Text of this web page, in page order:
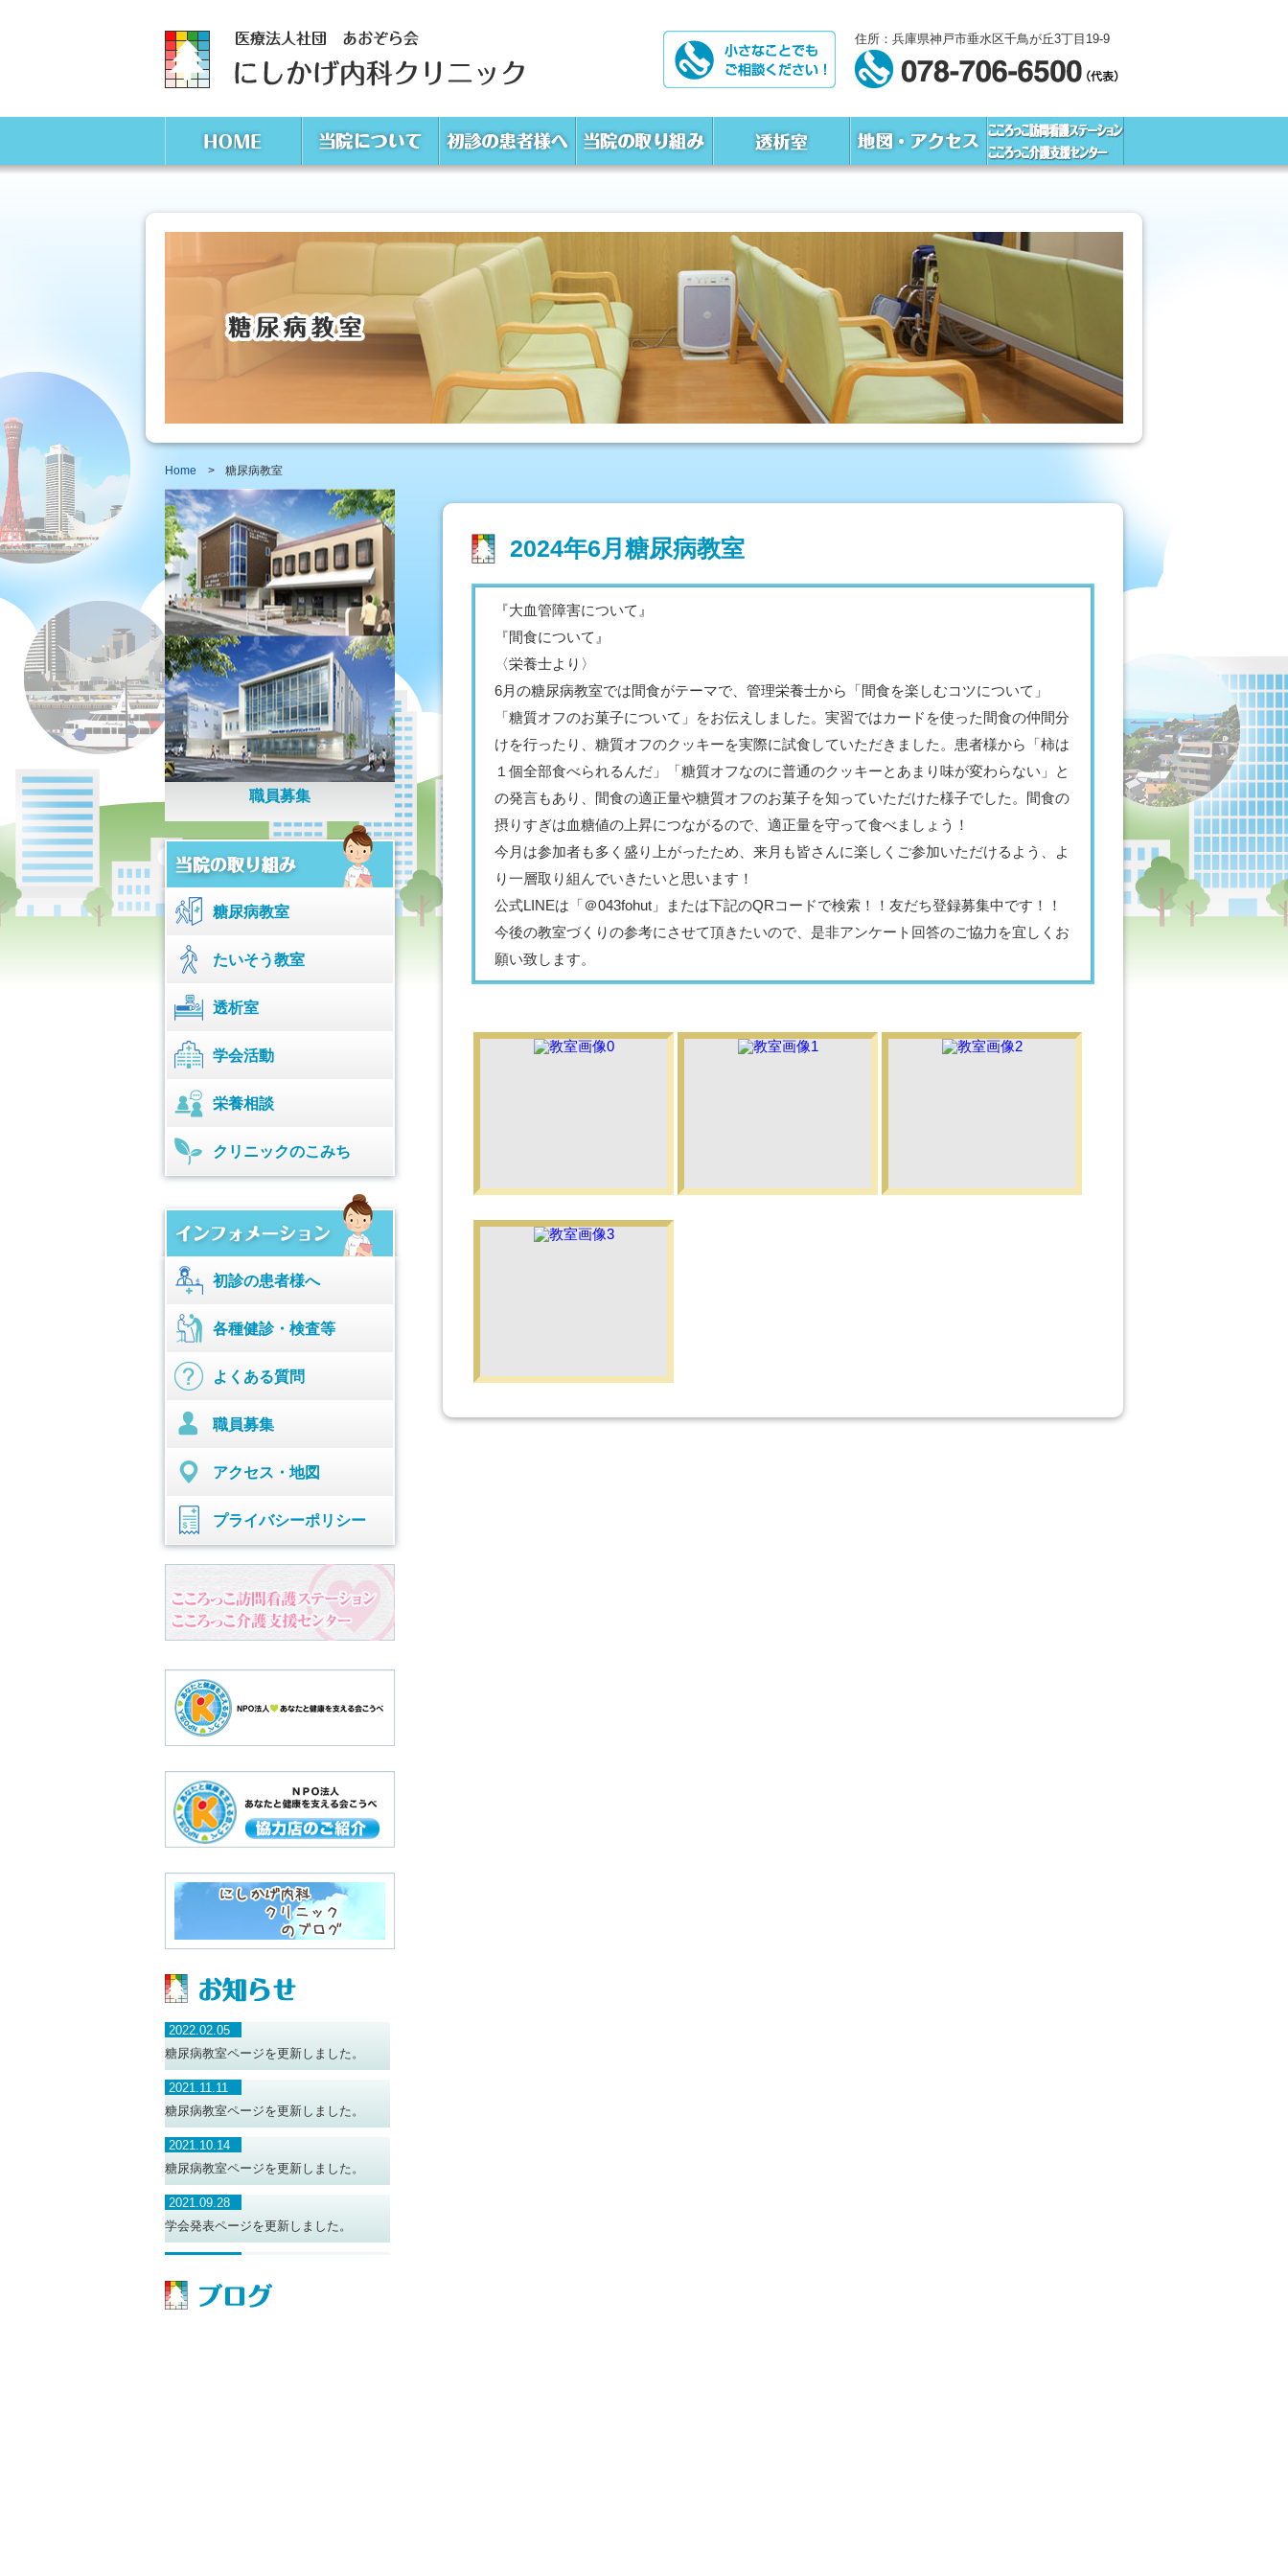
住所：兵庫県神戸市垂水区千鳥が丘3丁目19-9
Home > 糖尿病教室
2024年6月糖尿病教室
『大血管障害について』
『間食について』
〈栄養士より〉
6月の糖尿病教室では間食がテーマで、管理栄養士から「間食を楽しむコツについて」
「糖質オフのお菓子について」をお伝えしました。実習ではカードを使った間食の仲間分
けを行ったり、糖質オフのクッキーを実際に試食していただきました。患者様から「柿は
１個全部食べられるんだ」「糖質オフなのに普通のクッキーとあまり味が変わらない」と
の発言もあり、間食の適正量や糖質オフのお菓子を知っていただけた様子でした。間食の
摂りすぎは血糖値の上昇につながるので、適正量を守って食べましょう！
今月は参加者も多く盛り上がったため、来月も皆さんに楽しくご参加いただけるよう、よ
り一層取り組んでいきたいと思います！
公式LINEは「＠043fohut」または下記のQRコードで検索！！友だち登録募集中です！！
今後の教室づくりの参考にさせて頂きたいので、是非アンケート回答のご協力を宜しくお
願い致します。
職員募集
糖尿病教室
たいそう教室
透析室
学会活動
栄養相談
クリニックのこみち
初診の患者様へ
各種健診・検査等
よくある質問
職員募集
アクセス・地図
プライバシーポリシー
2022.02.05
糖尿病教室ページを更新しました。
2021.11.11
糖尿病教室ページを更新しました。
2021.10.14
糖尿病教室ページを更新しました。
2021.09.28
学会発表ページを更新しました。
糖尿病教室ページを更新しました。